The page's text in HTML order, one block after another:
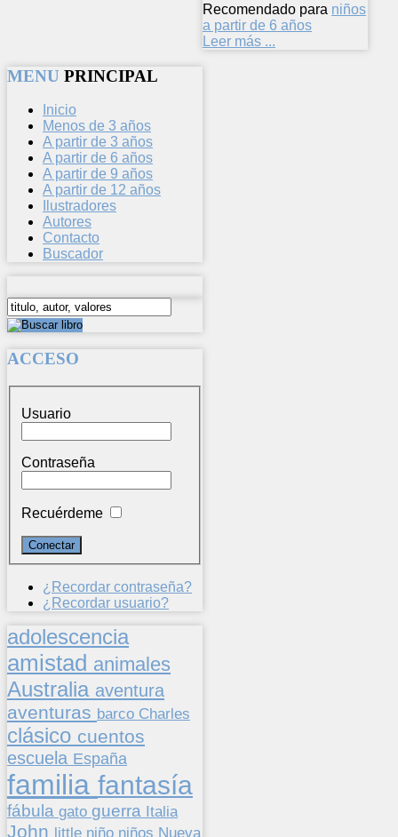
Recomendado para niños
a partir de 6 años
Leer más ...
MENU PRINCIPAL
Inicio
Menos de 3 años
A partir de 3 años
A partir de 6 años
A partir de 9 años
A partir de 12 años
Ilustradores
Autores
Contacto
Buscador
ACCESO
Usuario
Contraseña
Recuérdeme
¿Recordar contraseña?
¿Recordar usuario?
adolescencia
amistad animales
Australia aventura
aventuras barco Charles
clásico cuentos
escuela España
familia fantasía
fábula gato guerra Italia
John little niño niños Nueva